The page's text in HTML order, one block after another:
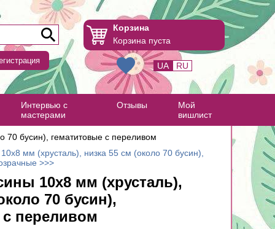
Корзина
Корзина пуста
UA RU
Интервью с
мастерами
Отзывы
Мой
вишлист
70 бусин), гематитовые с переливом
мм (хрусталь), низка 55 см (около 70 бусин),
>>>
10х8 мм (хрусталь),
70 бусин),
переливом